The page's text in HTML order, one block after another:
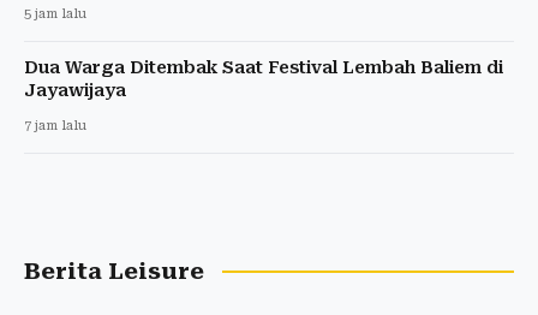
5 jam lalu
Dua Warga Ditembak Saat Festival Lembah Baliem di
Jayawijaya
7 jam lalu
Berita Leisure